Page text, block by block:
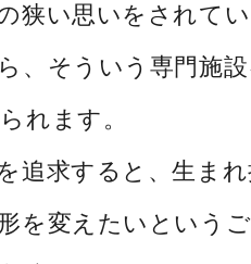
狭い思いをされて
、そういう専門施
れます。
追求すると、生ま
を変えたいという